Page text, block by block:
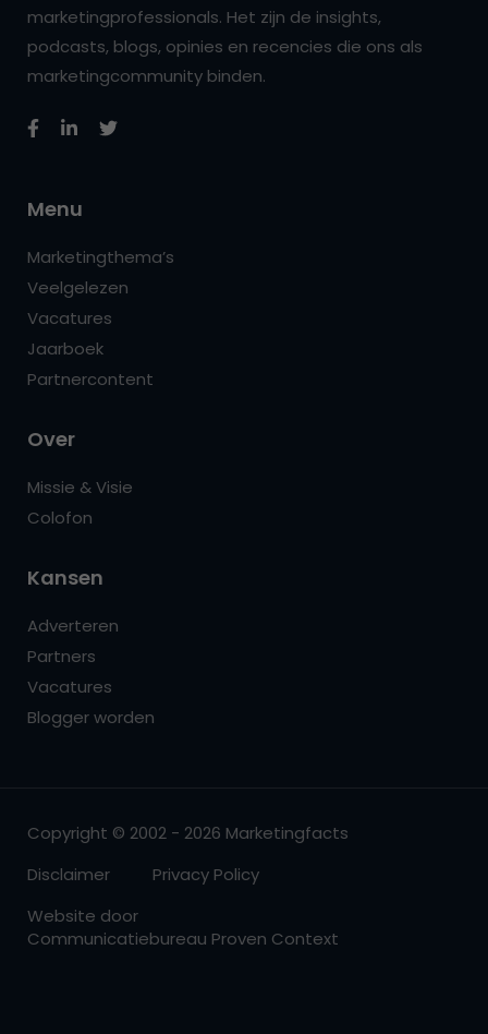
marketingprofessionals. Het zijn de insights,
podcasts, blogs, opinies en recencies die ons als
marketingcommunity binden.
Menu
Marketingthema’s
Veelgelezen
Vacatures
Jaarboek
Partnercontent
Over
Missie & Visie
Colofon
Kansen
Adverteren
Partners
Vacatures
Blogger worden
Copyright © 2002 - 2026 Marketingfacts
Disclaimer
Privacy Policy
Website door
Communicatiebureau Proven Context